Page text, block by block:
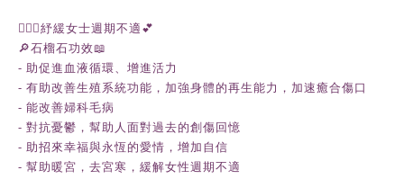
🧚🏻‍♀️紓緩女士週期不適💕
🔎石榴石功效📖
- 助促進血液循環、增進活力
- 有助改善生殖系統功能，加強身體的再生能力，加速癒合傷口
- 能改善婦科毛病
- 對抗憂鬱，幫助人面對過去的創傷回憶
- 助招來幸福與永恆的愛情，增加自信
- 幫助暖宮，去宮寒，緩解女性週期不適